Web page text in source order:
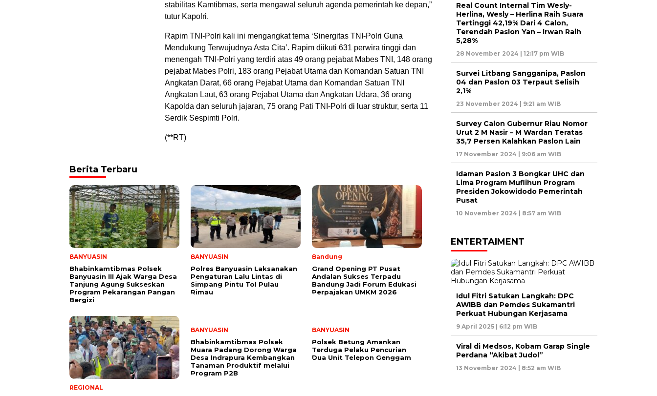
stabilitas Kamtibmas, serta mengawal seluruh agenda pemerintah ke depan,”
tutur Kapolri.
Rapim TNI-Polri kali ini mengangkat tema ‘Sinergitas TNI-Polri Guna
Mendukung Terwujudnya Asta Cita’. Rapim diikuti 631 perwira tinggi dan
menengah TNI-Polri yang terdiri atas 49 orang pejabat Mabes TNI, 148 orang
pejabat Mabes Polri, 183 orang Pejabat Utama dan Komandan Satuan TNI
Angkatan Darat, 66 orang Pejabat Utama dan Komandan Satuan TNI
Angkatan Laut, 63 orang Pejabat Utama dan Angkatan Udara, 36 orang
Kapolda dan seluruh jajaran, 75 orang Pati TNI-Polri di luar struktur, serta 11
Serdik Sespimti Polri.
(**RT)
Berita Terbaru
BANYUASIN
Bhabinkamtibmas Polsek
Banyuasin III Ajak Warga Desa
Tanjung Agung Sukseskan
Program Pekarangan Pangan
Bergizi
BANYUASIN
Polres Banyuasin Laksanakan
Pengaturan Lalu Lintas di
Simpang Pintu Tol Pulau
Rimau
Bandung
Grand Opening PT Pusat
Andalan Sukses Terpadu
Bandung Jadi Forum Edukasi
Perpajakan UMKM 2026
REGIONAL
BANYUASIN
Bhabinkamtibmas Polsek
Muara Padang Dorong Warga
Desa Indrapura Kembangkan
Tanaman Produktif melalui
Program P2B
BANYUASIN
Polsek Betung Amankan
Terduga Pelaku Pencurian
Dua Unit Telepon Genggam
Real Count Internal Tim Wesly-
Herlina, Wesly – Herlina Raih Suara
Tertinggi 42,19% Dari 4 Calon,
Terendah Paslon Yan – Irwan Raih
5,28%
28 November 2024 | 12:17 pm WIB
Survei Litbang Sangganipa, Paslon
04 dan Paslon 03 Terpaut Selisih
2,1%
23 November 2024 | 9:21 am WIB
Survey Calon Gubernur Riau Nomor
Urut 2 M Nasir – M Wardan Teratas
35,7 Persen Kalahkan Paslon Lain
17 November 2024 | 9:06 am WIB
Idaman Paslon 3 Bongkar UHC dan
Lima Program Muflihun Program
Presiden Jokowidodo Pemerintah
Pusat
10 November 2024 | 8:57 am WIB
ENTERTAIMENT
Idul Fitri Satukan Langkah: DPC
AWIBB dan Pemdes Sukamantri
Perkuat Hubungan Kerjasama
9 April 2025 | 6:12 pm WIB
Viral di Medsos, Kobam Garap Single
Perdana “Akibat Judol”
13 November 2024 | 8:52 am WIB